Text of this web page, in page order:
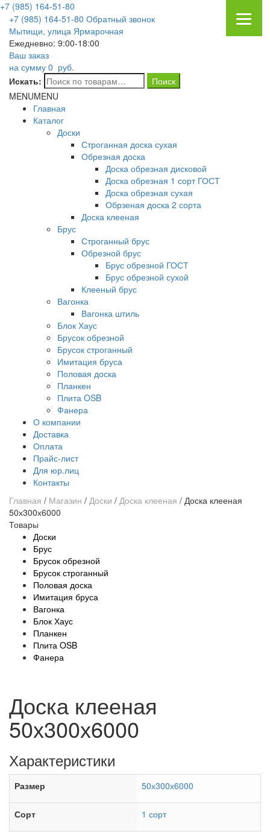
+7 (985) 164-51-80
+7 (985) 164-51-80 Обратный звонок
Мытищи, улица Ярмарочная
Ежедневно: 9:00-18:00
Ваш заказ
на сумму 0 руб.
Искать:
MENUMENU
Главная
Каталог
Доски
Строганная доска сухая
Обрезная доска
Доска обрезная дисковой
Доска обрезная 1 сорт ГОСТ
Доска обрезная сухая
Обрзеная доска 2 сорта
Доска клееная
Брус
Строганный брус
Обрезной брус
Брус обрезной ГОСТ
Брус обрезной сухой
Клееный брус
Вагонка
Вагонка штиль
Блок Хаус
Брусок обрезной
Брусок строганный
Имитация бруса
Половая доска
Планкен
Плита OSB
Фанера
О компании
Доставка
Оплата
Прайс-лист
Для юр.лиц
Контакты
Главная / Магазин / Доски / Доска клееная / Доска клееная
50х300х6000
Товары
Доски
Брус
Брусок обрезной
Брусок строганный
Половая доска
Имитация бруса
Вагонка
Блок Хаус
Планкен
Плита OSB
Фанера
Доска клееная
50х300х6000
Характеристики
Размер 50х300х6000
Сорт 1 сорт